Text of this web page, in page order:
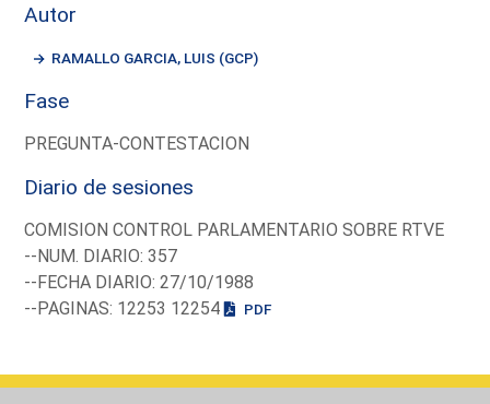
Autor
RAMALLO GARCIA, LUIS (GCP)
Fase
PREGUNTA-CONTESTACION
Diario de sesiones
COMISION CONTROL PARLAMENTARIO SOBRE RTVE
--NUM. DIARIO: 357
--FECHA DIARIO: 27/10/1988
--PAGINAS: 12253 12254
PDF